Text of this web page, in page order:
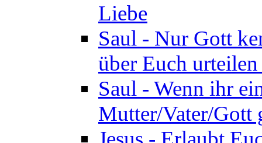
Liebe
Saul - Nur Gott
über Euch
Saul - Wenn ihr
Mutter/Vater/Gott